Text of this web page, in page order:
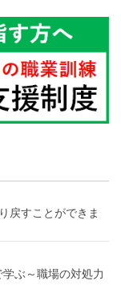
戻すことができま
ぶ～職場の対処力